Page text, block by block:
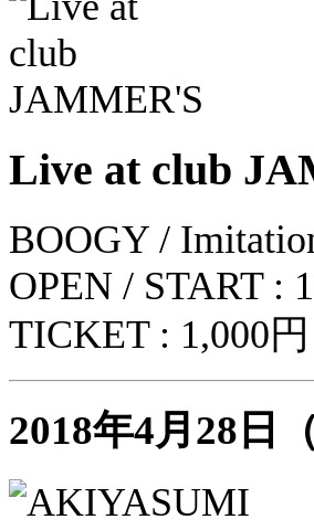
Live at club
BOOGY /
OPEN / START :
TICKET : 1,000
2018年4月28日（